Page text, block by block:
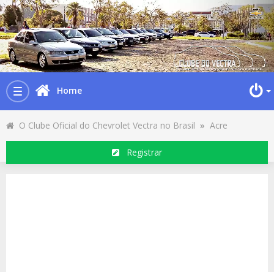
Toggle
navigation
Home
O Clube Oficial do Chevrolet Vectra no Brasil » Acre
Registrar